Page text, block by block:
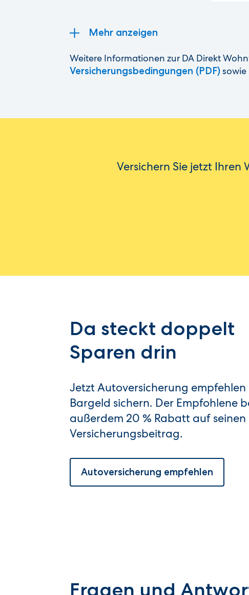
Mehr anzeigen
Weitere Informationen zur DA Direkt
Versicherungsbedingungen (PDF)sowie
Versichern Sie jetzt Ihren
Da steckt doppelt
Sparen drin
Jetzt Autoversicherung
Bargeld sichern. Der Empfohlene
außerdem 20 % Rabatt auf seinen
Versicherungsbeitrag.
Autoversicherung empfehlen
Fragen und